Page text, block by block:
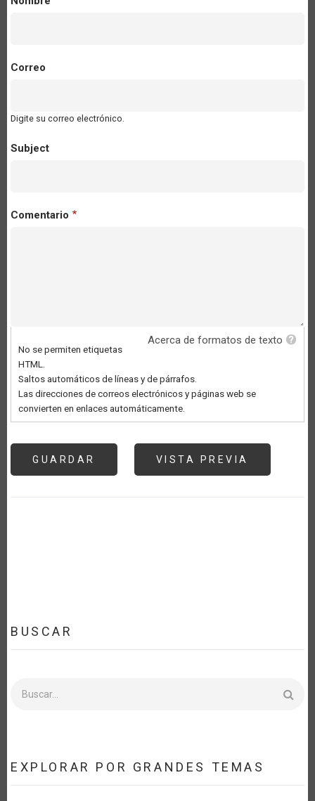
Correo
Digite su correo electrónico.
Subject
Comentario
Acerca de formatos de texto
No se permiten etiquetas
HTML.
Saltos automáticos de líneas y de párrafos.
Las direcciones de correos electrónicos y páginas web se
convierten en enlaces automáticamente.
BUSCAR
EXPLORAR POR GRANDES TEMAS